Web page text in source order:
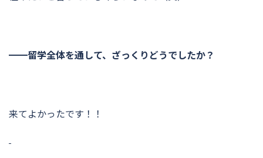
━━留学全体を通して、ざっくりどうでしたか？
来てよかったです！！